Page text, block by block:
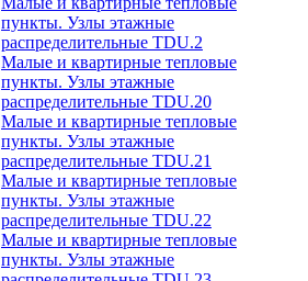
пункты. Узлы этажные
распределительные TDU.2
Малые и квартирные тепловые
пункты. Узлы этажные
распределительные TDU.20
Малые и квартирные тепловые
пункты. Узлы этажные
распределительные TDU.21
Малые и квартирные тепловые
пункты. Узлы этажные
распределительные TDU.22
Малые и квартирные тепловые
пункты. Узлы этажные